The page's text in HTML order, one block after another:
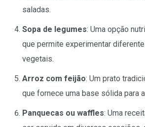
saladas.
Sopa de legumes: Uma opção
que permite experimentar
vegetais.
Arroz com feijão: Um prato
que fornece uma base sólida para
Panquecas ou waffles: Uma